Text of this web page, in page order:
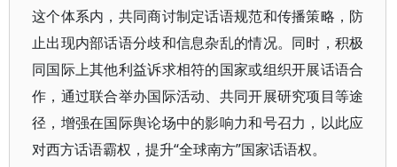
这个体系内，共同商讨制定话语规范和传播策略，防
止出现内部话语分歧和信息杂乱的情况。同时，积极
同国际上其他利益诉求相符的国家或组织开展话语合
作，通过联合举办国际活动、共同开展研究项目等途
径，增强在国际舆论场中的影响力和号召力，以此应
对西方话语霸权，提升“全球南方”国家话语权。